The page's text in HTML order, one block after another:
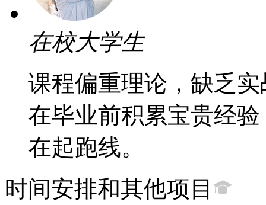
在校大学生
课程偏重理论，缺乏
在毕业前积累宝贵经
在起跑线。
时间安排和其他项目